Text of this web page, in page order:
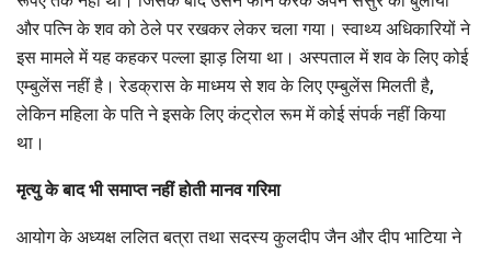
और पत्नि के शव को ठेले पर रखकर लेकर चला गया। स्वाथ्य अधिकारियों ने
इस मामले में यह कहकर पल्ला झाड़ लिया था। अस्पताल में शव के लिए कोई
एम्बुलेंस नहीं है। रेडक्रास के माध्मय से शव के लिए एम्बुलेंस मिलती है,
लेकिन महिला के पति ने इसके लिए कंट्रोल रूम में कोई संपर्क नहीं किया
था।
मृत्यु के बाद भी समाप्त नहीं होती मानव गरिमा
आयोग के अध्यक्ष ललित बत्रा तथा सदस्य कुलदीप जैन और दीप भाटिया ने